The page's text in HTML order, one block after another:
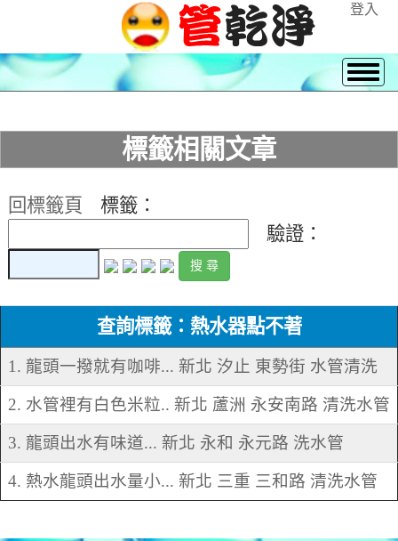
登入
標籤相關文章
回標籤頁
標籤：
驗證：
查詢標籤：熱水器點不著
1. 龍頭一撥就有咖啡... 新北 汐止 東勢街 水管清洗
2. 水管裡有白色米粒.. 新北 蘆洲 永安南路 清洗水管
3. 龍頭出水有味道... 新北 永和 永元路 洗水管
4. 熱水龍頭出水量小... 新北 三重 三和路 清洗水管